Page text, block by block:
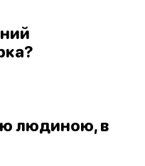
людиною, в